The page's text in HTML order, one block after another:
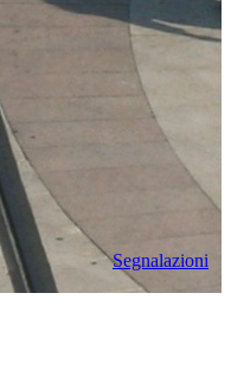
Segnalazioni